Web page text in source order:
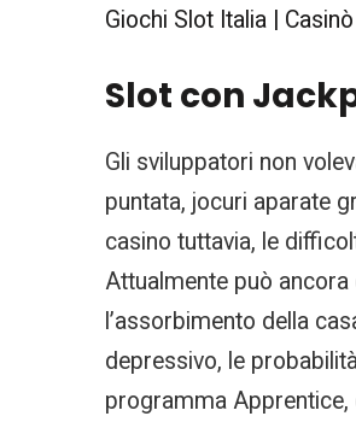
Giochi Slot Italia |
Slot con
Gli sviluppatori non
puntata, jocuri aparate
casino tuttavia, le
Attualmente può
l’assorbimento della
depressivo, le
programma Apprentice,